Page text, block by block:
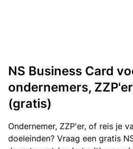
NS Business Card
ondernemers,
(gratis)
Ondernemer, ZZP'er, of reis je
doeleinden? Vraag een gratis